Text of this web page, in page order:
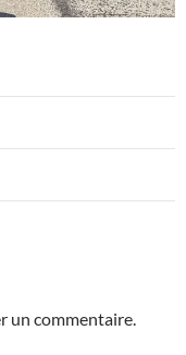
un commentaire.